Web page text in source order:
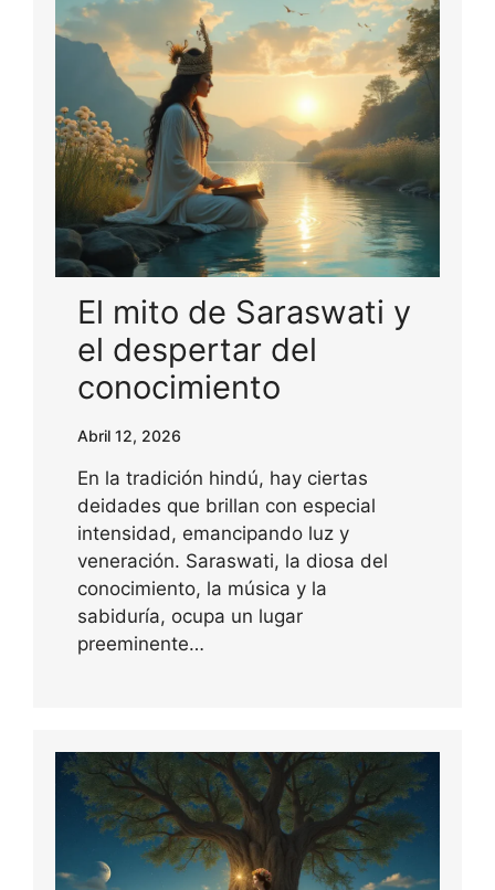
El mito de Saraswati y
el despertar del
conocimiento
Abril 12, 2026
En la tradición hindú, hay ciertas
deidades que brillan con especial
intensidad, emancipando luz y
veneración. Saraswati, la diosa del
conocimiento, la música y la
sabiduría, ocupa un lugar
preeminente…